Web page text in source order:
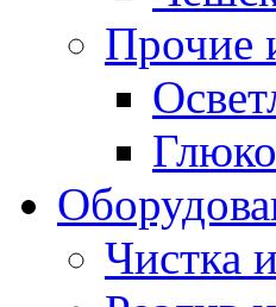
Прочие
Чистка